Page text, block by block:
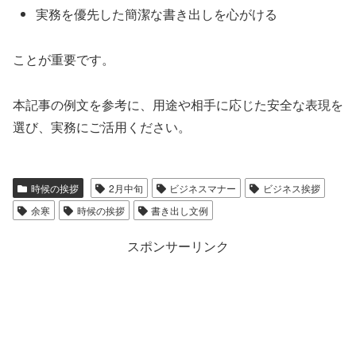
実務を優先した簡潔な書き出しを心がける
ことが重要です。
本記事の例文を参考に、用途や相手に応じた安全な表現を
選び、実務にご活用ください。
時候の挨拶 2月中旬 ビジネスマナー
ビジネス挨拶
余寒
時候の挨拶 書き出し文例
スポンサーリンク